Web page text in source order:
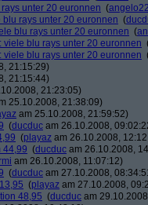
unter 20 euronnen (
blu rays unter 20 euronnen (
blu rays unter 20 euronnen (
viele blu rays unter 20 euronnen
viele blu rays unter 20 euronnen
21:15:29)
21:15:44)
21:23:05)
25.10.2008, 21:38:09)
am 25.10.2008, 21:59:52)
(ducduc am 26.10.2008,
(playaz am 26.10.2008,
44,99 (ducduc am 26.10.2008,
am 26.10.2008, 11:07:12)
(ducduc am 27.10.2008,
(playaz am 27.10.2008,
48,95 (ducduc am